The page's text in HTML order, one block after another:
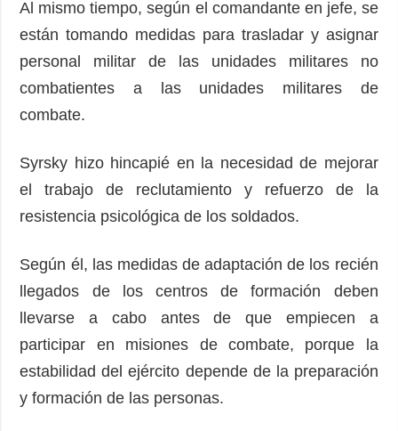
Al mismo tiempo, según el comandante en jefe, se
están tomando medidas para trasladar y asignar
personal militar de las unidades militares no
combatientes a las unidades militares de
combate.
Syrsky hizo hincapié en la necesidad de mejorar
el trabajo de reclutamiento y refuerzo de la
resistencia psicológica de los soldados.
Según él, las medidas de adaptación de los recién
llegados de los centros de formación deben
llevarse a cabo antes de que empiecen a
participar en misiones de combate, porque la
estabilidad del ejército depende de la preparación
y formación de las personas.